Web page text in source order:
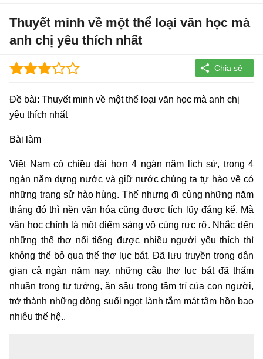
Thuyết minh về một thể loại văn học mà
anh chị yêu thích nhất
Đề bài: Thuyết minh về một thể loại văn học mà anh chị
yêu thích nhất
Bài làm
Việt Nam có chiều dài hơn 4 ngàn năm lịch sử, trong 4
ngàn năm dựng nước và giữ nước chúng ta tự hào về có
những trang sử hào hùng. Thế nhưng đi cùng những năm
tháng đó thì nền văn hóa cũng được tích lũy đáng kể. Mà
văn học chính là một điểm sáng vô cùng rực rỡ. Nhắc đến
những thể thơ nổi tiếng được nhiều người yêu thích thì
không thể bỏ qua thể thơ lục bát. Đã lưu truyền trong dân
gian cả ngàn năm nay, những câu thơ lục bát đã thấm
nhuần trong tư tưởng, ăn sâu trong tâm trí của con người,
trở thành những dòng suối ngọt lành tắm mát tâm hồn bao
nhiêu thế hệ..